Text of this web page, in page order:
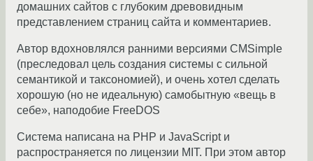
домашних сайтов с глубоким древовидным
представлением страниц сайта и комментариев.
Автор вдохновлялся ранними версиями CMSimple
(преследовал цель создания системы с сильной
семантикой и таксономией), и очень хотел сделать
хорошую (но не идеальную) самобытную «вещь в
себе», наподобие FreeDOS
Система написана на PHP и JavaScript и
распространяется по лицензии MIT. При этом автор